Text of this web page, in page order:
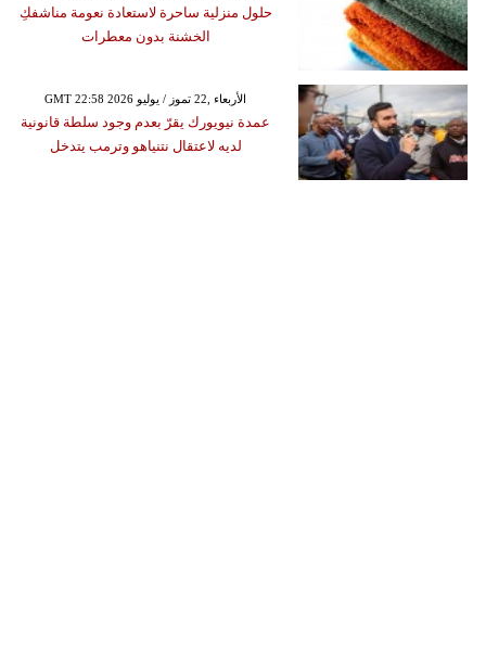
حلول منزلية ساحرة لاستعادة نعومة مناشفكِ
الخشنة بدون معطرات
GMT 22:58 2026 الأربعاء ,22 تموز / يوليو
عمدة نيويورك يقرّ بعدم وجود سلطة قانونية
لديه لاعتقال نتنياهو وترمب يتدخل